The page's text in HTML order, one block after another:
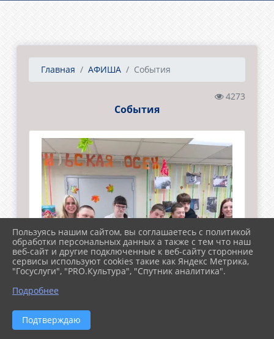
Главная АФИША События
4273
События
Пользуясь нашим сайтом, вы соглашаетесь с политикой
обработки персональных данных а также с тем что наш
веб-сайт и другие подключенные к веб-сайту сторонние
сервисы используют cookies такие как Яндекс Метрика,
"Госуслуги", "PRO.Культура", "Спутник аналитика".
Подробнее
Подтверждаю